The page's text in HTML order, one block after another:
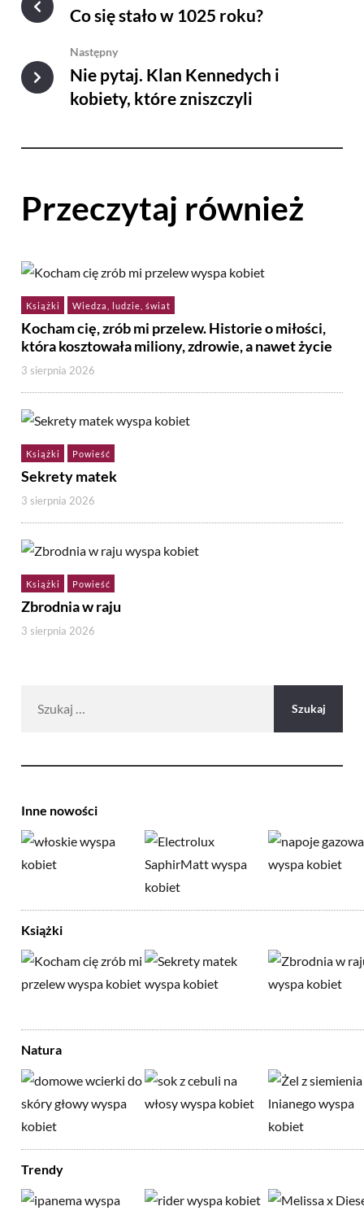
Co się stało w 1025 roku?
Następny
Nie pytaj. Klan Kennedych i
kobiety, które zniszczyli
Przeczytaj również
Książki Wiedza, ludzie, świat
Kocham cię, zrób mi przelew. Historie o miłości,
która kosztowała miliony, zdrowie, a nawet życie
3 sierpnia 2026
Książki Powieść
Sekrety matek
3 sierpnia 2026
Książki Powieść
Zbrodnia w raju
3 sierpnia 2026
Inne nowości
Książki
Natura
Trendy